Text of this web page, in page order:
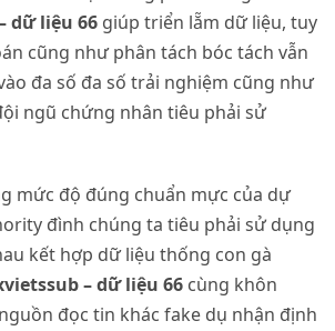
dữ liệu 66 giúp triển lẵm dữ liệu, tuy
cũng như phân tách bóc tách vẫn
đa số đa số trải nghiệm cũng như
ngũ chứng nhân tiêu phải sử
mức độ đúng chuẩn mực của dự
đình chúng ta tiêu phải sử dụng
kết hợp dữ liệu thống con gà
– dữ liệu 66 cùng khôn
đọc tin khác fake dụ nhận định